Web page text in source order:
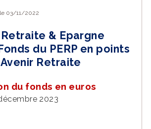
03/11/2022
& Epargne
du PERP en points
Retraite
du fonds en euros
2023